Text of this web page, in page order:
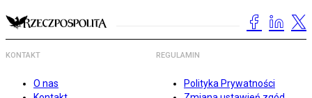
KONTAKT
O nas
REGULAMIN
Polityka Prywatności